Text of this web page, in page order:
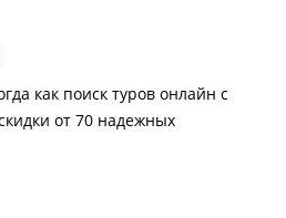
как поиск туров онлайн с
от 70 надежных